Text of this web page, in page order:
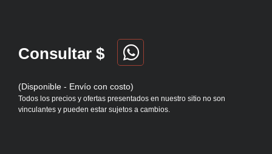
Consultar $
(Disponible - Envío con costo)
Todos los precios y ofertas presentados en nuestro sitio no son
vinculantes y pueden estar sujetos a cambios.